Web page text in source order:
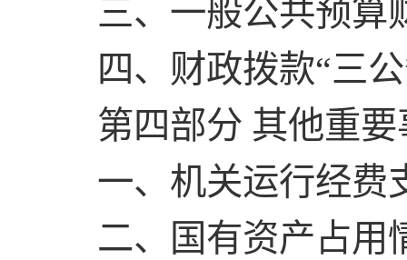
三、一般公共预算
四、财政拨款“三
第四部分 其他重
一、机关运行经费
二、国有资产占用